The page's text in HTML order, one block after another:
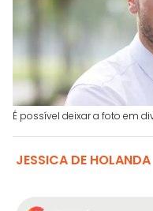
É possível deixar a foto em
JESSICA DE HOLANDA